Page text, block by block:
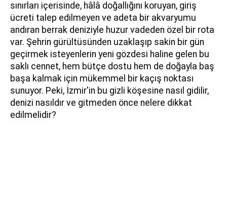
sınırları içerisinde, hâlâ doğallığını koruyan, giriş
ücreti talep edilmeyen ve adeta bir akvaryumu
andıran berrak deniziyle huzur vadeden özel bir rota
var. Şehrin gürültüsünden uzaklaşıp sakin bir gün
geçirmek isteyenlerin yeni gözdesi haline gelen bu
saklı cennet, hem bütçe dostu hem de doğayla baş
başa kalmak için mükemmel bir kaçış noktası
sunuyor. Peki, İzmir'in bu gizli köşesine nasıl gidilir,
denizi nasıldır ve gitmeden önce nelere dikkat
edilmelidir?